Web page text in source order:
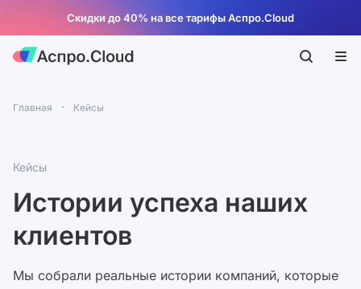
Скидки до 40% на все тарифы Аспро.Cloud
Главная Кейсы
Кейсы
Истории успеха наших
клиентов
Мы собрали реальные истории компаний, которые